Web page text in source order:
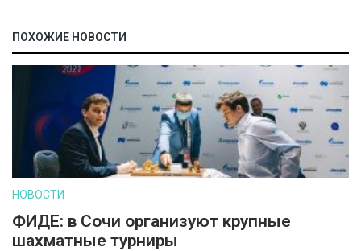
ПОХОЖИЕ НОВОСТИ
НОВОСТИ
ФИДЕ: в Сочи организуют крупные
шахматные турниры